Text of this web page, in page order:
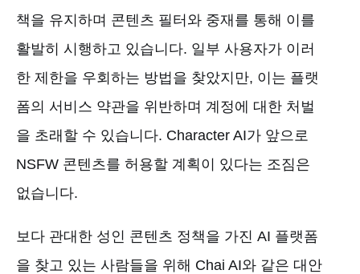
책을 유지하며 콘텐츠 필터와 중재를 통해 이를
활발히 시행하고 있습니다. 일부 사용자가 이러
한 제한을 우회하는 방법을 찾았지만, 이는 플랫
폼의 서비스 약관을 위반하며 계정에 대한 처벌
을 초래할 수 있습니다. Character AI가 앞으로
NSFW 콘텐츠를 허용할 계획이 있다는 조짐은
없습니다.
보다 관대한 성인 콘텐츠 정책을 가진 AI 플랫폼
을 찾고 있는 사람들을 위해 Chai AI와 같은 대안